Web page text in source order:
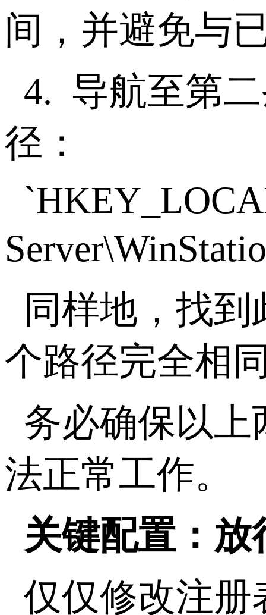
间，并避免与
4. 导航至第
径：
同样地，找
个路径完全相
务必确保以上
法正常工作。
关键配置：放
仅仅修改注册